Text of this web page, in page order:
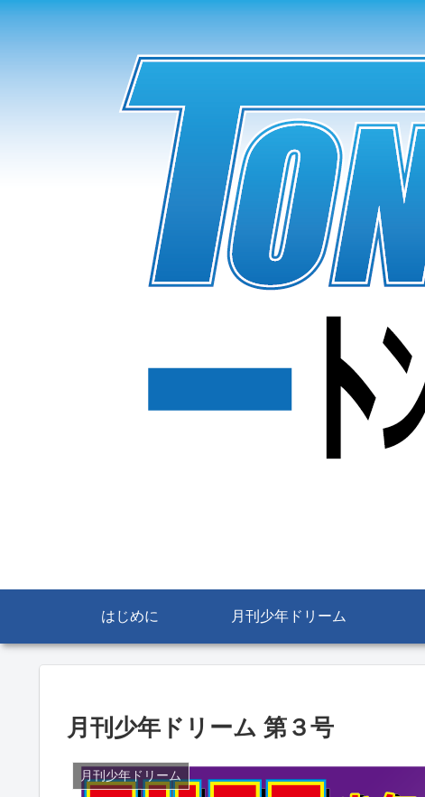
はじめに 月刊少年ドリーム
月刊少年ドリーム 第３号
月刊少年ドリーム